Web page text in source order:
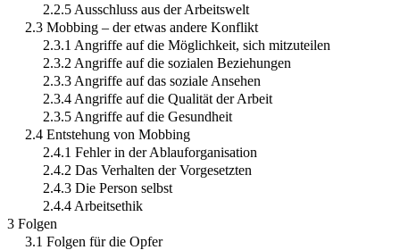
2.2.5 Ausschluss aus der Arbeitswelt
2.3 Mobbing – der etwas andere Konflikt
2.3.1 Angriffe auf die Möglichkeit, sich mitzuteilen
2.3.2 Angriffe auf die sozialen Beziehungen
2.3.3 Angriffe auf das soziale Ansehen
2.3.4 Angriffe auf die Qualität der Arbeit
2.3.5 Angriffe auf die Gesundheit
2.4 Entstehung von Mobbing
2.4.1 Fehler in der Ablauforganisation
2.4.2 Das Verhalten der Vorgesetzten
2.4.3 Die Person selbst
2.4.4 Arbeitsethik
3 Folgen
3.1 Folgen für die Opfer